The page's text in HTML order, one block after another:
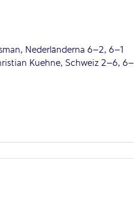
Nederländerna 6–2, 6–1
Kuehne, Schweiz 2–6, 6–